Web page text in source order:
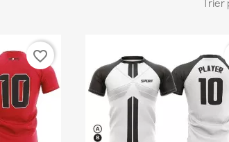
Trier
favorite_border